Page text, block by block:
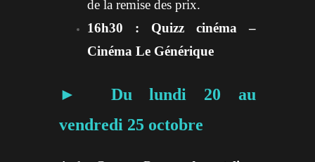
de la remise des prix.
16h30 : Quizz cinéma –
Cinéma Le Générique
► Du lundi 20 au
vendredi 25 octobre